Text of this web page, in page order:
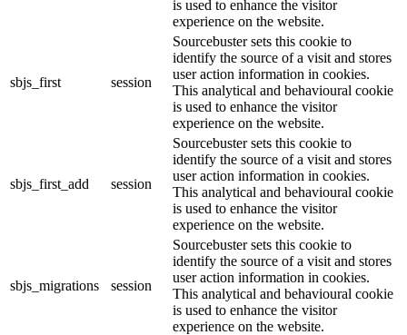
is used to enhance the visitor
experience on the website.
sbjs_first session
Sourcebuster sets this cookie to
identify the source of a visit and stores
user action information in cookies.
This analytical and behavioural cookie
is used to enhance the visitor
experience on the website.
sbjs_first_add session
Sourcebuster sets this cookie to
identify the source of a visit and stores
user action information in cookies.
This analytical and behavioural cookie
is used to enhance the visitor
experience on the website.
sbjs_migrations session
Sourcebuster sets this cookie to
identify the source of a visit and stores
user action information in cookies.
This analytical and behavioural cookie
is used to enhance the visitor
experience on the website.